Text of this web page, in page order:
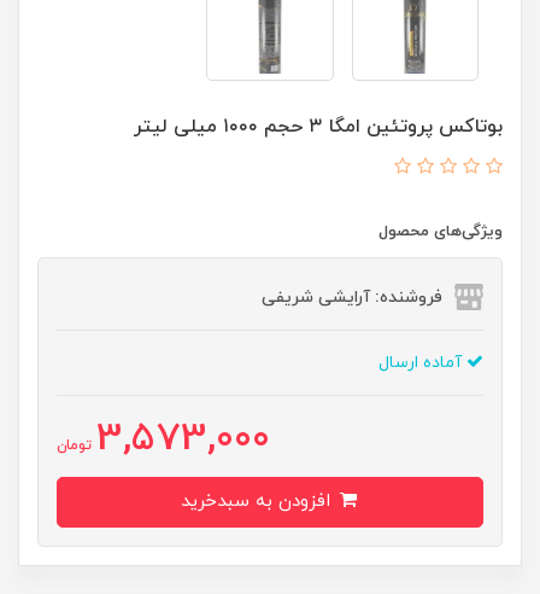
بوتاکس پروتئین امگا ۳ حجم ۱۰۰۰ میلی لیتر
ویژگی‌های محصول
فروشنده: آرایشی شریفی
آماده ارسال
3,573,000 تومان